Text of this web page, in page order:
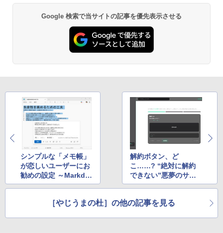
Google 検索で当サイトの記事を優先表示させる
シンプルな「メモ帳」
が恋しいユーザーにお
勧めの設定 ～Markdo
wnやCopilotを無効化
解約ボタン、ど
こ……? “絶対に解約
できない”悪夢のサブ
スク体験がオモツライ
［やじうまの杜］の他の記事を見る